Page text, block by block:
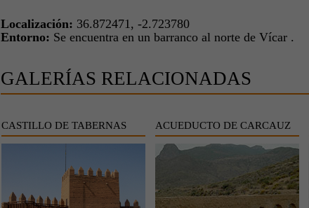
Localización: 36.872471, -2.723780
Entorno: Se encuentra en un barranco al norte de Vícar .
GALERÍAS RELACIONADAS
CASTILLO DE TABERNAS ACUEDUCTO DE CARCAUZ